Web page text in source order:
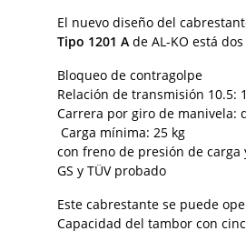
El nuevo diseño del
Tipo 1201 A de AL-KO está
Bloqueo de contragolpe
Relación de transmisión 10.5: 1
Carrera por giro de manivela:
Carga mínima: 25 kg
con freno de presión de
GS y TÜV probado
Este cabrestante se puede
Capacidad del tambor con